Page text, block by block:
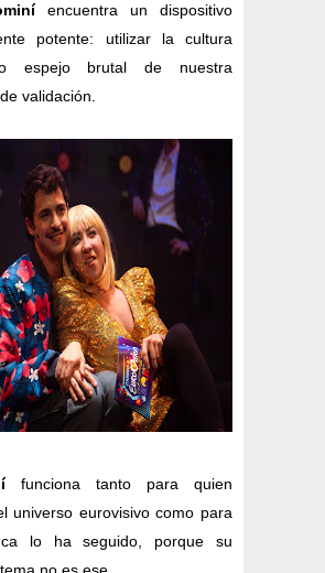
encuentra un dispositivo
potente: utilizar la cultura
espejo brutal de nuestra
validación.
funciona tanto para quien
universo eurovisivo como para
lo ha seguido, porque su